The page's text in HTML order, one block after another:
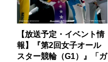
【放送予定・イベント情
報】『第2回女子オール
スター競輪（G1）』「ガ